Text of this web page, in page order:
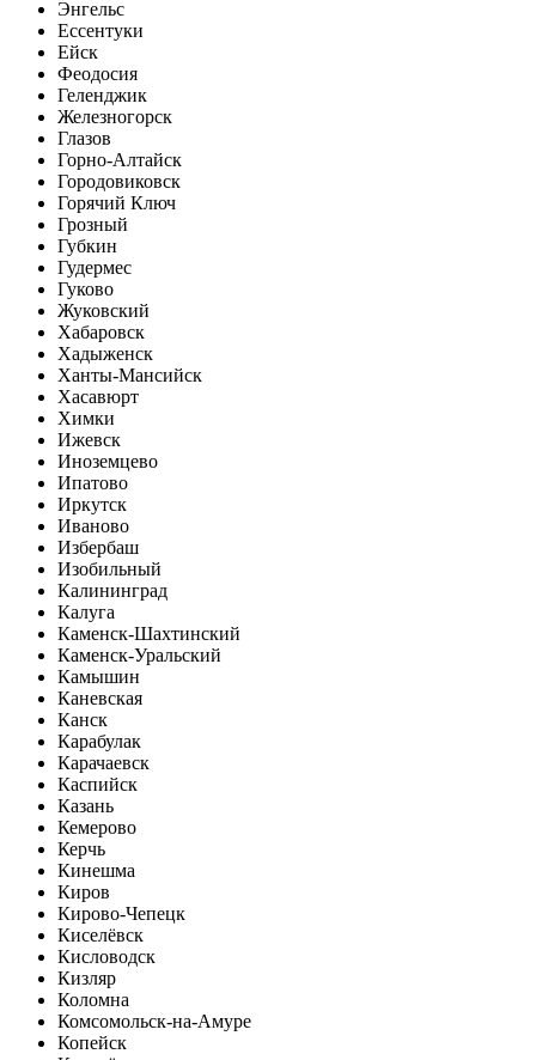
Энгельс
Ессентуки
Ейск
Феодосия
Геленджик
Железногорск
Глазов
Горно-Алтайск
Городовиковск
Горячий Ключ
Грозный
Губкин
Гудермес
Гуково
Жуковский
Хабаровск
Хадыженск
Ханты-Мансийск
Хасавюрт
Химки
Ижевск
Иноземцево
Ипатово
Иркутск
Иваново
Избербаш
Изобильный
Калининград
Калуга
Каменск-Шахтинский
Каменск-Уральский
Камышин
Каневская
Канск
Карабулак
Карачаевск
Каспийск
Казань
Кемерово
Керчь
Кинешма
Киров
Кирово-Чепецк
Киселёвск
Кисловодск
Кизляр
Коломна
Комсомольск-на-Амуре
Копейск